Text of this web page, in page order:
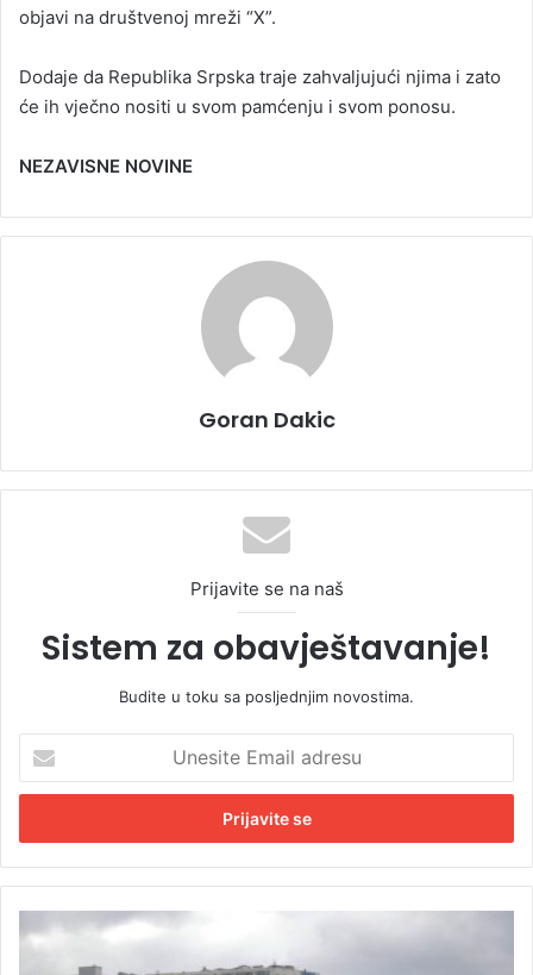
objavi na društvenoj mreži “X”.
Dodaje da Republika Srpska traje zahvaljujući njima i zato
će ih vječno nositi u svom pamćenju i svom ponosu.
NEZAVISNE NOVINE
Goran Dakic
Prijavite se na naš
Sistem za obavještavanje!
Budite u toku sa posljednjim novostima.
e
i
t